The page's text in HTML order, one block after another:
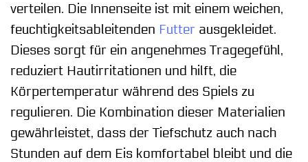
verteilen. Die Innenseite ist mit einem weichen,
feuchtigkeitsableitenden Futter ausgekleidet.
Dieses sorgt für ein angenehmes Tragegefühl,
reduziert Hautirritationen und hilft, die
Körpertemperatur während des Spiels zu
regulieren. Die Kombination dieser Materialien
gewährleistet, dass der Tiefschutz auch nach
Stunden auf dem Eis komfortabel bleibt und die